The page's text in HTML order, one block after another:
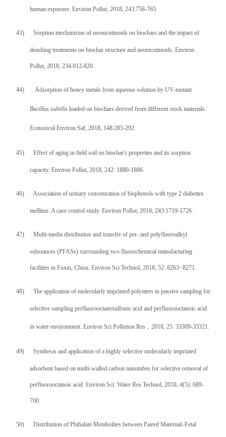
human exposure. Environ Pollut, 2018, 243:758-765.
43) Sorption mechanisms of neonicotinoids on biochars and the impact of
deashing treatments on biochar structure and neonicotinoids. Environ
Pollut, 2018, 234:812-820.
44) Adsorption of heavy metals from aqueous solution by UV-mutant
Bacillus subtilisloaded on biochars derived from different stock materials.
Ecotoxicol Environ Saf, 2018, 148:285-292.
45) Effect of aging in field soil on biochar's properties and its sorption
capacity. Environ Pollut, 2018, 242: 1880-1886.
46) Association of urinary concentration of bisphenols with type 2 diabettes
mellitus: A case control study. Environ Pollut, 2018, 243:1719-1726.
47) Multi-media distribution and transfer of per- and polyfluoroalkyl
substances (PFASs) surrounding two fluorochemical manufacturing
facilities in Fuxin, China. Environ Sci Technol, 2018, 52: 8263−8271.
48) The application of molecularly imprinted polymers in passive sampling for
selective sampling perfluorooctanesulfonic acid and perfluorooctanoic acid
in water environment. Environ Sci Pollution Res， 2018, 25: 33309-33321.
49) Synthesis and application of a highly selective molecularly imprinted
adsorbent based on multi-walled carbon nanotubes for selective removal of
perfluorooctanoic acid. Environ Sci: Water Res Technol, 2018, 4(5): 689-
700.
50) Distribution of Phthalate Metabolites between Paired Maternal–Fetal